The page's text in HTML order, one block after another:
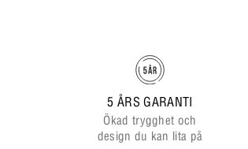
5 ÅRS GARANTI
Ökad trygghet och
design du kan lita på